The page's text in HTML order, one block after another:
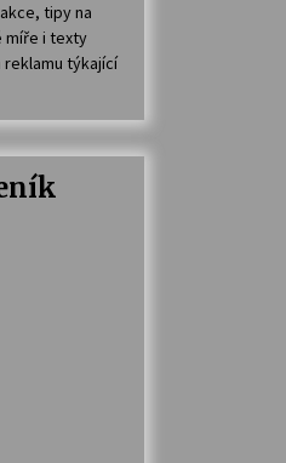
tipy na
míře i texty
týkající